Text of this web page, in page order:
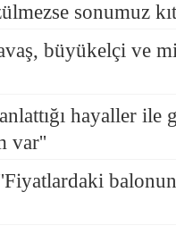
sonumuz
büyükelçi ve
hayaller ile
var''